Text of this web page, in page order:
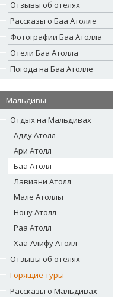
Отзывы об отелях
Рассказы о Баа Атолле
Фотографии Баа Атолла
Отели Баа Атолла
Погода на Баа Атолле
Мальдивы
Отдых на Мальдивах
Адду Атолл
Ари Атолл
Баа Атолл
Лавиани Атолл
Мале Атоллы
Нону Атолл
Раа Атолл
Хаа-Алифу Атолл
Отзывы об отелях
Горящие туры
Рассказы о Мальдивах